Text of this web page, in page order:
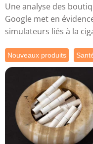
Une analyse des
Google met en
simulateurs liés à la
Nouveaux produits